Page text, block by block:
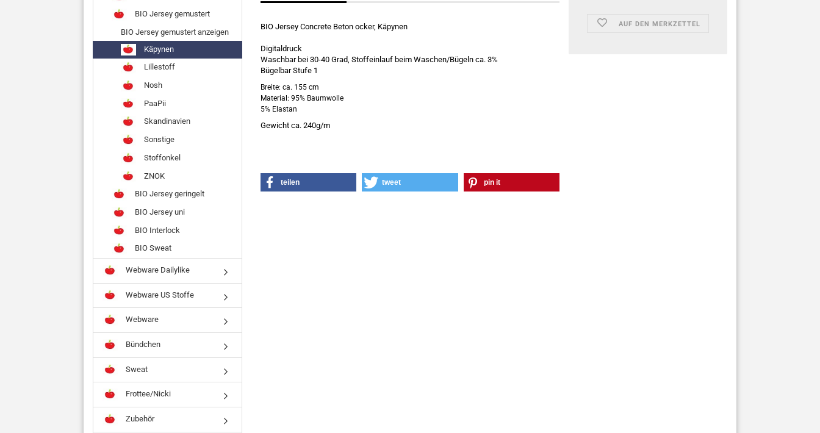
AUF DEN MERKZETTEL
BIO Jersey Concrete Beton ocker, Käpynen
Digitaldruck
Waschbar bei 30-40 Grad, Stoffeinlauf beim Waschen/Bügeln ca. 3%
Bügelbar Stufe 1
Breite: ca. 155 cm
Material: 95% Baumwolle
5% Elastan
Gewicht ca. 240g/m
teilen tweet pin it
BIO Jersey gemustert
BIO Jersey gemustert anzeigen
Käpynen
Lillestoff
Nosh
PaaPii
Skandinavien
Sonstige
Stoffonkel
ZNOK
BIO Jersey geringelt
BIO Jersey uni
BIO Interlock
BIO Sweat
Webware Dailylike
Webware US Stoffe
Webware
Bündchen
Sweat
Frottee/Nicki
Zubehör